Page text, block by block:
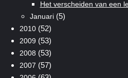
Het verscheiden van een
Januari(5)
2010(52)
2009 (53)
2008 (53)
2007 (57)